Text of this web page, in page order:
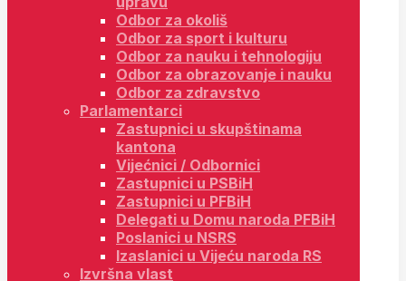
Odbor za okoliš
Odbor za sport i kulturu
Odbor za nauku i tehnologiju
Odbor za obrazovanje i nauku
Odbor za zdravstvo
Parlamentarci
Zastupnici u skupštinama
kantona
Vijećnici / Odbornici
Zastupnici u PSBiH
Zastupnici u PFBiH
Delegati u Domu naroda PFBiH
Poslanici u NSRS
Izaslanici u Vijeću naroda RS
Izvršna vlast